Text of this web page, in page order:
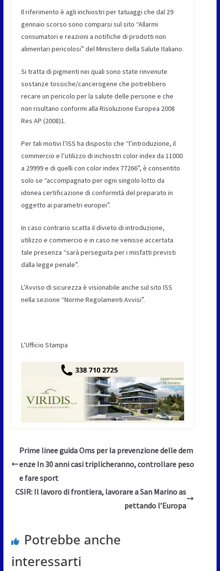
Il riferimento è agli inchiostri per tatuaggi che dal 29
gennaio scorso sono comparsi sul sito “Allarmi
consumatori e reazioni a notifiche di prodotti non
alimentari pericolosi” del Ministero della Salute Italiano.
Si tratta di pigmenti nei quali sono state rinvenute
sostanze tossiche/cancerogene che potrebbero
recare un pericolo per la salute delle persone e che
non risultano conformi alla Risoluzione Europea 2008
Res AP (2008)1.
Per tali motivi l’ISS ha disposto che “l’introduzione, il
commercio e l’utilizzo di inchiostri color index da 11000
a 29999 e di quelli con color index 77266”, è consentito
solo se “accompagnato per ogni singolo lotto da
idonea certificazione di conformità del preparato in
oggetto ai parametri europei”.
In caso contrario scatta il divieto di introduzione,
utilizzo e commercio e in caso ne venisse accertata
tale presenza “sarà perseguita per i misfatti previsti
dalla legge penale”.
L’Avviso di sicurezza è visionabile anche sul sito ISS
nella sezione “Norme Regolamenti Avvisi”.
L’Ufficio Stampa
Prime linee guida Oms per la prevenzione delle dem
enze In 30 anni casi triplicheranno, controllare peso
e fare sport
CSIR: Il lavoro di frontiera, lavorare a San Marino as
pettando l’Europa
Potrebbe anche
interessarti